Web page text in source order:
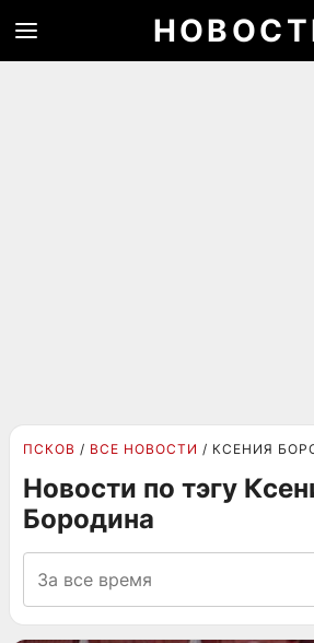
ПСКОВ ВСЕ НОВОСТИ КСЕНИЯ
Новости по тэгу
Бородина